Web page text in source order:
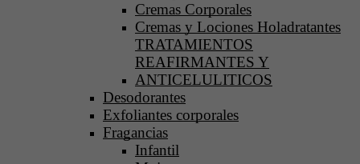
Cremas Corporales
Cremas y Lociones Holadratantes
TRATAMIENTOS
REAFIRMANTES Y
ANTICELULITICOS
Desodorantes
Exfoliantes corporales
Fragancias
Infantil